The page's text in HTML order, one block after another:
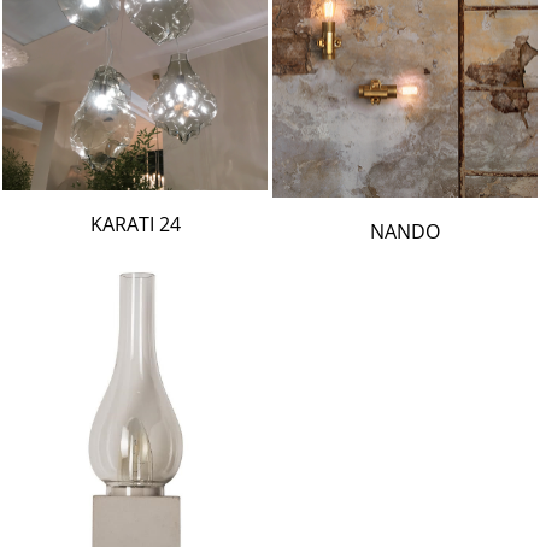
NANDO
24 KARATI